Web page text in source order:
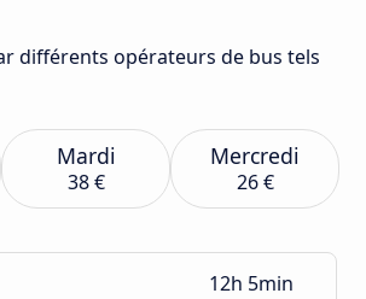
différents opérateurs de bus tels
Mardi
38 €
Mercredi
26 €
12h 5min